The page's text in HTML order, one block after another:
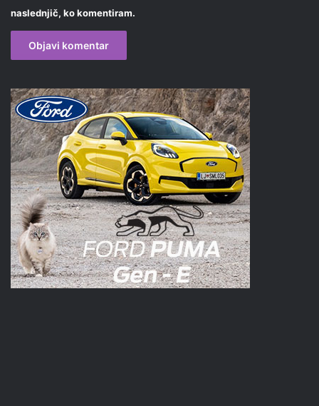
naslednjič, ko komentiram.